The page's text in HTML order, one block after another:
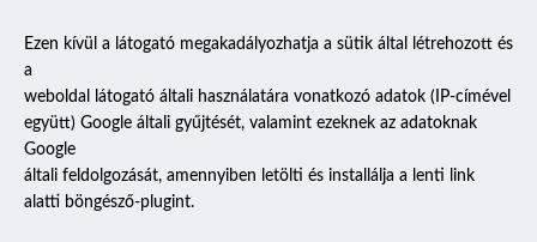
Ezen kívül a látogató megakadályozhatja a sütik által létrehozott és
a
weboldal látogató általi használatára vonatkozó adatok (IP-címével
együtt) Google általi gyűjtését, valamint ezeknek az adatoknak
Google
általi feldolgozását, amennyiben letölti és installálja a lenti link
alatti böngésző-plugint.